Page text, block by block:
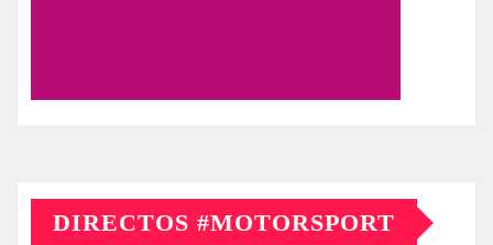
DIRECTOS #MOTORSPORT